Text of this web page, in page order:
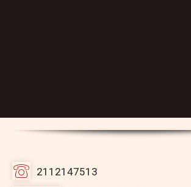
2112147513